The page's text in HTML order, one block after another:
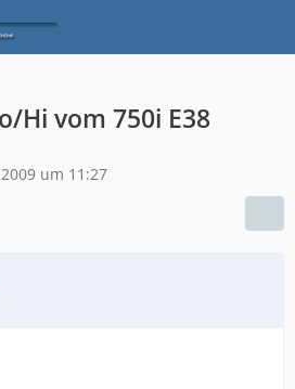
Hi vom 750i E38
um 11:27